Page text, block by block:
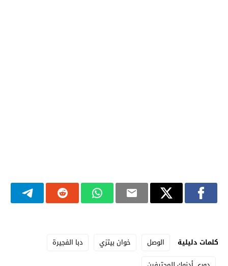
كلمات دليلية الوصل خوان بيتزي
دبا الفجيرة